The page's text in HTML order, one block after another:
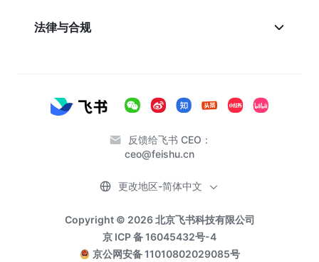
法律与合规
反馈给飞书 CEO：
ceo@feishu.cn
Copyright © 2026 北京飞书科技有限公司
京 ICP 备 16045432号-4
京公网安备 11010802029085号
更改地区-简体中文